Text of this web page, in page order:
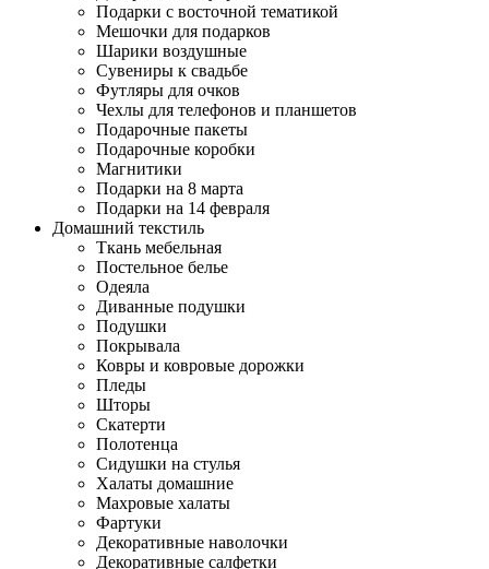
Подарки с восточной тематикой
Мешочки для подарков
Шарики воздушные
Сувениры к свадьбе
Футляры для очков
Чехлы для телефонов и планшетов
Подарочные пакеты
Подарочные коробки
Магнитики
Подарки на 8 марта
Подарки на 14 февраля
Домашний текстиль
Ткань мебельная
Постельное белье
Одеяла
Диванные подушки
Подушки
Покрывала
Ковры и ковровые дорожки
Пледы
Шторы
Скатерти
Полотенца
Сидушки на стулья
Халаты домашние
Махровые халаты
Фартуки
Декоративные наволочки
Декоративные салфетки